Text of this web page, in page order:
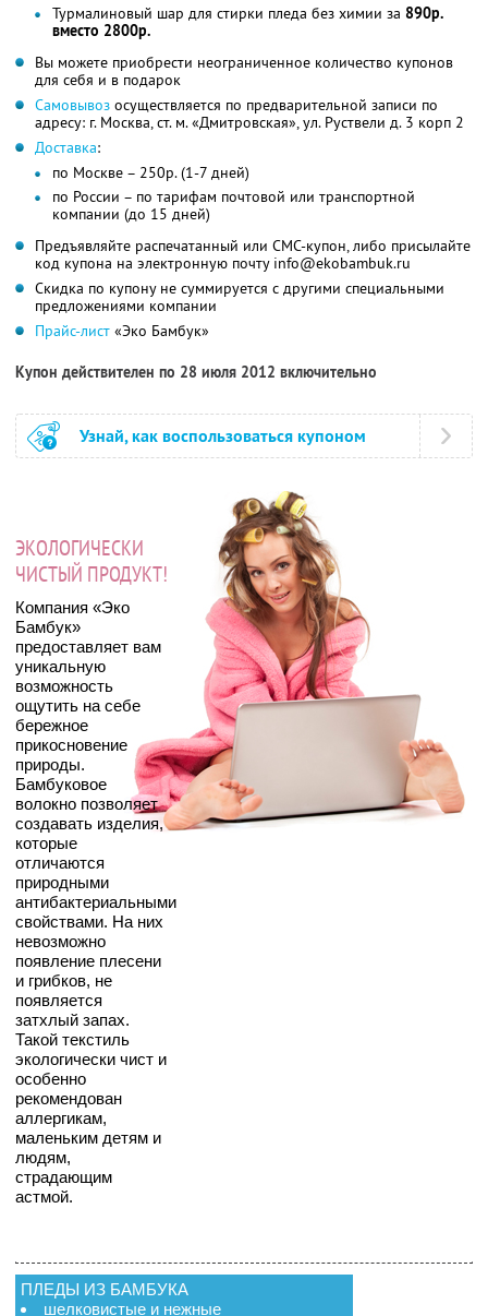
Турмалиновый шар для стирки пледа без химии за 890р.
вместо 2800р.
Вы можете приобрести неограниченное количество купонов
для себя и в подарок
Самовывоз осуществляется по предварительной записи по
адресу: г. Москва, ст. м. «Дмитровская», ул. Руствели д. 3 корп 2
Доставка:
по Москве – 250р. (1-7 дней)
по России – по тарифам почтовой или транспортной
компании (до 15 дней)
Предъявляйте распечатанный или СМС-купон, либо присылайте
код купона на электронную почту info@ekobambuk.ru
Скидка по купону не суммируется с другими специальными
предложениями компании
Прайс-лист «Эко Бамбук»
Купон действителен по 28 июля 2012 включительно
Узнай, как воспользоваться купоном
ЭКОЛОГИЧЕСКИ
ЧИСТЫЙ ПРОДУКТ!
Компания «Эко
Бамбук»
предоставляет вам
уникальную
возможность
ощутить на себе
бережное
прикосновение
природы.
Бамбуковое
волокно позволяет
создавать изделия,
которые
отличаются
природными
антибактериальными
свойствами. На них
невозможно
появление плесени
и грибков, не
появляется
затхлый запах.
Такой текстиль
экологически чист и
особенно
рекомендован
аллергикам,
маленьким детям и
людям,
страдающим
астмой.
ПЛЕДЫ ИЗ БАМБУКА
шелковистые и нежные